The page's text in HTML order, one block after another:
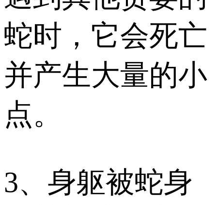
蛇时，它会死亡
并产生大量的小
点。
3、身躯被蛇身